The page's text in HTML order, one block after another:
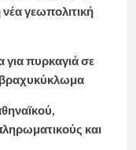
γεωπολιτική
πυρκαγιά σε
βραχυκύκλωμα
και